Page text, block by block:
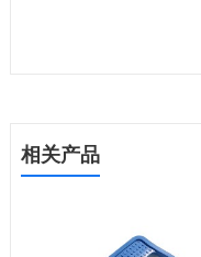
相关产品